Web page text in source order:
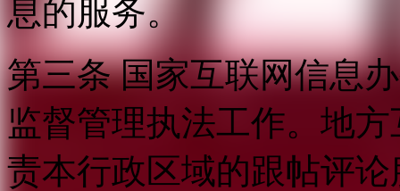
息的服务。
第三条 国家互联网信息
监督管理执法工作。地
责本行政区域的跟帖评